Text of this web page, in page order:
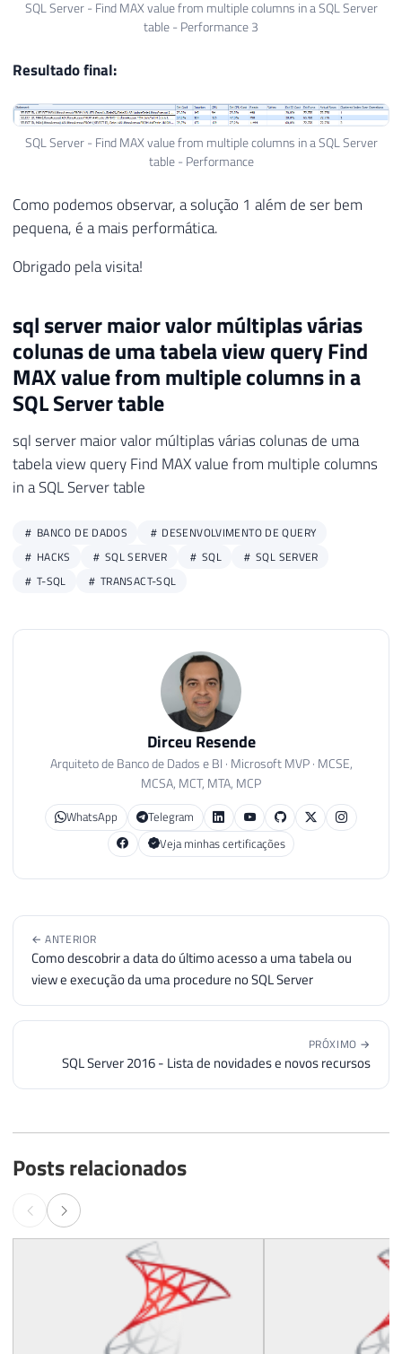
SQL Server - Find MAX value from multiple columns in a SQL Server
table - Performance 3
Resultado final:
SQL Server - Find MAX value from multiple columns in a SQL Server
table - Performance
Como podemos observar, a solução 1 além de ser bem
pequena, é a mais performática.
Obrigado pela visita!
sql server maior valor múltiplas várias
colunas de uma tabela view query Find
MAX value from multiple columns in a
SQL Server table
sql server maior valor múltiplas várias colunas de uma
tabela view query Find MAX value from multiple columns
in a SQL Server table
BANCO DE DADOS
DESENVOLVIMENTO DE QUERY
HACKS
SQL SERVER SQL
SQL SERVER
T-SQL
TRANSACT-SQL
Dirceu Resende
Arquiteto de Banco de Dados e BI · Microsoft MVP · MCSE,
MCSA, MCT, MTA, MCP
WhatsApp
Telegram
Veja minhas certificações
← ANTERIOR
Como descobrir a data do último acesso a uma tabela ou
view e execução da uma procedure no SQL Server
PRÓXIMO →
SQL Server 2016 - Lista de novidades e novos recursos
Posts relacionados